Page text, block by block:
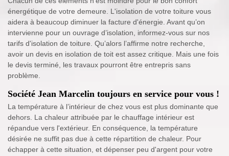
énergétique de votre demeure. L'isolation de votre toiture vous
aidera à beaucoup diminuer la facture d'énergie. Avant qu’on
intervienne pour un ouvrage d’isolation, informez-vous sur nos
tarifs d'isolation de toiture. Qu’alors l’affirme notre recherche,
avoir un devis en isolation de toit est assez critique. Mais une fois
le devis terminé, les travaux pourront être entrepris sans
problème.
Société Jean Marcelin toujours en service pour vous !
La température à l’intérieur de chez vous est plus dominante que
dehors. La chaleur attribuée par le chauffage intérieur est
répandue vers l'extérieur. En conséquence, la température
désirée ne suffit pas due à cette répartition de chaleur. Pour
échapper à cette situation, et dépenser peu d'argent pour votre